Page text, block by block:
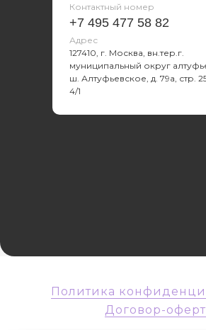
Контактный номер
+7 495 477 58 82
Адрес
127410, г. Москва, вн.тер.г.
муниципальный округ
ш. Алтуфьевское, д. 79а, стр.
4/1
Политика
Договор-